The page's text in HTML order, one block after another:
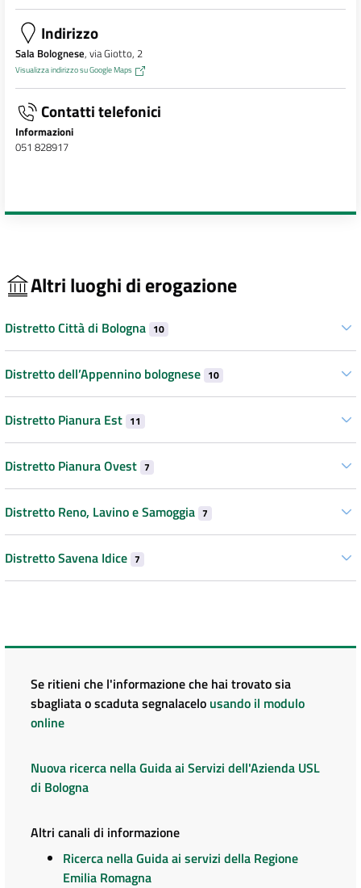
Indirizzo
Sala Bolognese, via Giotto, 2
Visualizza indirizzo su Google Maps
Contatti telefonici
Informazioni
051 828917
Altri luoghi di erogazione
Distretto Città di Bologna 10
Distretto dell’Appennino bolognese 10
Distretto Pianura Est 11
Distretto Pianura Ovest 7
Distretto Reno, Lavino e Samoggia 7
Distretto Savena Idice 7
Se ritieni che l'informazione che hai trovato sia
sbagliata o scaduta segnalacelo usando il modulo
online
Nuova ricerca nella Guida ai Servizi dell'Azienda USL
di Bologna
Altri canali di informazione
Ricerca nella Guida ai servizi della Regione
Emilia Romagna